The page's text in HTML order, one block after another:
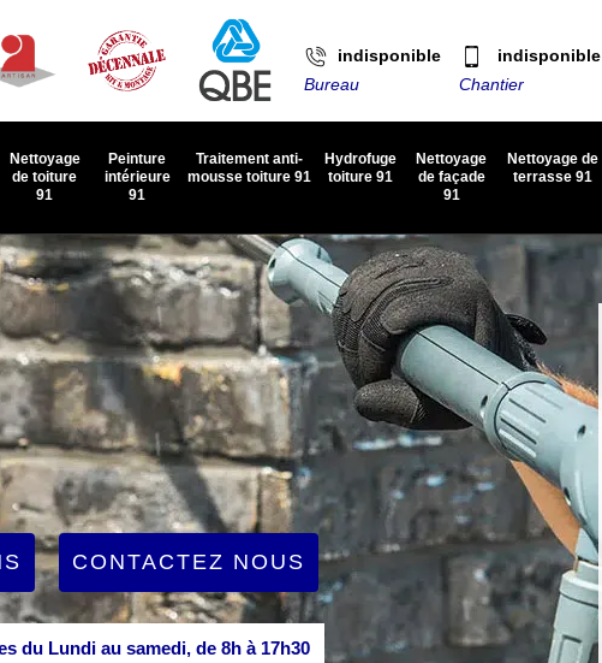
indisponible
Bureau
indisponible
Chantier
Nettoyage
de toiture
91
Peinture
intérieure
91
Traitement anti-
mousse toiture 91
Hydrofuge
toiture 91
Nettoyage
de façade
91
Nettoyage de
terrasse 91
CONTACTEZ NOUS
du Lundi au samedi, de 8h à 17h30